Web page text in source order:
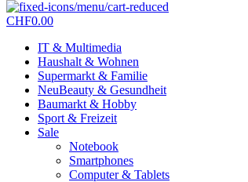
CHF0.00
IT & Multimedia
Haushalt & Wohnen
Supermarkt & Familie
NeuBeauty & Gesundheit
Baumarkt & Hobby
Sport & Freizeit
Sale
Notebook
Smartphones
Computer & Tablets